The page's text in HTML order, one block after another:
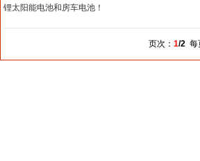
锂太阳能电池和房车电池！
页次： 1/2 每